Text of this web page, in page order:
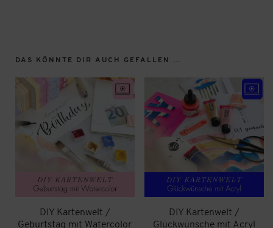
DAS KÖNNTE DIR AUCH GEFALLEN …
DIY Kartenwelt /
Geburtstag mit Watercolor
DIY Kartenwelt /
Glückwünsche mit Acryl